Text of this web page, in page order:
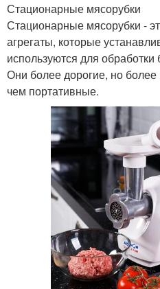
Стационарные мясорубки
Стационарные мясорубки -
агрегаты, которые
используются для
Они более дорогие, но
чем портативные.